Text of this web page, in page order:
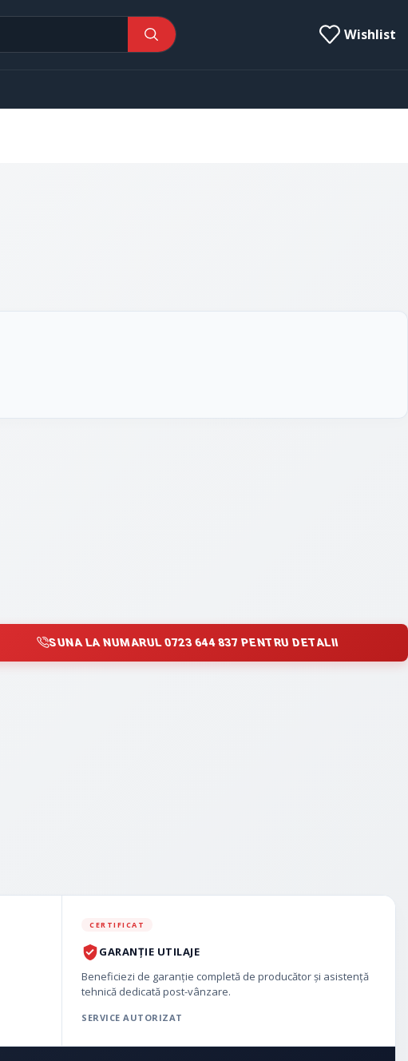
Wishlist
SUNA LA NUMARUL 0723 644 837 PENTRU DETALII
CERTIFICAT
GARANȚIE UTILAJE
Beneficiezi de garanție completă de producător și asistență
tehnică dedicată post-vânzare.
SERVICE AUTORIZAT